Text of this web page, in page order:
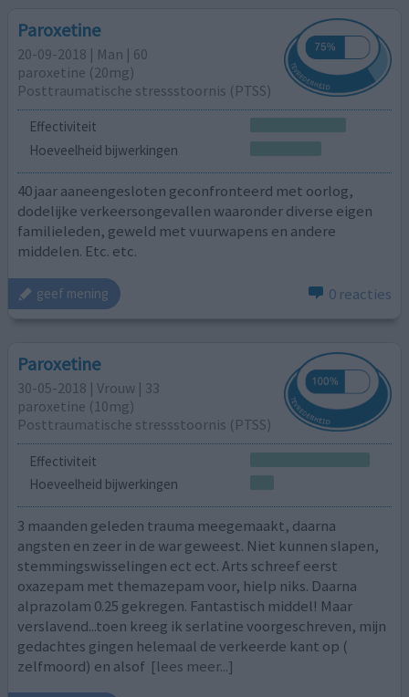
Paroxetine
20-09-2018 | Man | 60
paroxetine (20mg)
Posttraumatische stressstoornis (PTSS)
Effectiviteit
Hoeveelheid bijwerkingen
40 jaar aaneengesloten geconfronteerd met oorlog,
dodelijke verkeersongevallen waaronder diverse eigen
familieleden, geweld met vuurwapens en andere
middelen. Etc. etc.
geef mening 0 reacties
Paroxetine
30-05-2018 | Vrouw | 33
paroxetine (10mg)
Posttraumatische stressstoornis (PTSS)
Effectiviteit
Hoeveelheid bijwerkingen
3 maanden geleden trauma meegemaakt, daarna
angsten en zeer in de war geweest. Niet kunnen slapen,
stemmingswisselingen ect ect. Arts schreef eerst
oxazepam met themazepam voor, hielp niks. Daarna
alprazolam 0.25 gekregen. Fantastisch middel! Maar
verslavend...toen kreeg ik serlatine voorgeschreven, mijn
gedachtes gingen helemaal de verkeerde kant op (
zelfmoord) en alsof [lees meer...]